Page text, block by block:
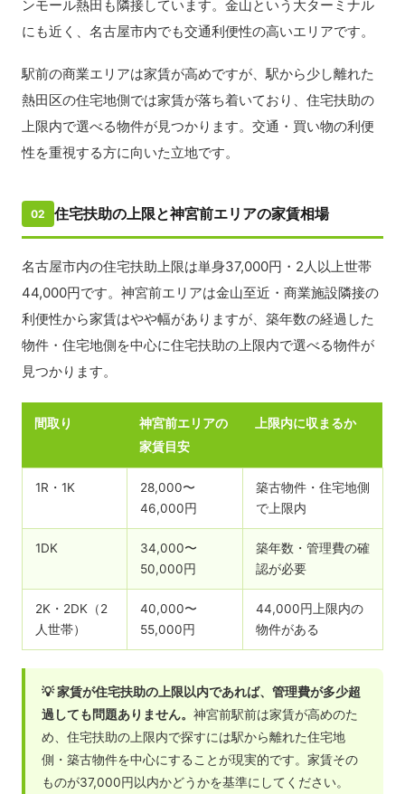
ンモール熱田も隣接しています。金山という大ターミナル
にも近く、名古屋市内でも交通利便性の高いエリアです。
駅前の商業エリアは家賃が高めですが、駅から少し離れた
熱田区の住宅地側では家賃が落ち着いており、住宅扶助の
上限内で選べる物件が見つかります。交通・買い物の利便
性を重視する方に向いた立地です。
02 住宅扶助の上限と神宮前エリアの家賃相場
名古屋市内の住宅扶助上限は単身37,000円・2人以上世帯
44,000円です。神宮前エリアは金山至近・商業施設隣接の
利便性から家賃はやや幅がありますが、築年数の経過した
物件・住宅地側を中心に住宅扶助の上限内で選べる物件が
見つかります。
間取り
神宮前エリアの
家賃目安
上限内に収まるか
1R・1K
28,000〜
46,000円
築古物件・住宅地側
で上限内
1DK
34,000〜
50,000円
築年数・管理費の確
認が必要
2K・2DK（2
人世帯）
40,000〜
55,000円
44,000円上限内の
物件がある
💡 家賃が住宅扶助の上限以内であれば、管理費が多少超
過しても問題ありません。神宮前駅前は家賃が高めのた
め、住宅扶助の上限内で探すには駅から離れた住宅地
側・築古物件を中心にすることが現実的です。家賃その
ものが37,000円以内かどうかを基準にしてください。